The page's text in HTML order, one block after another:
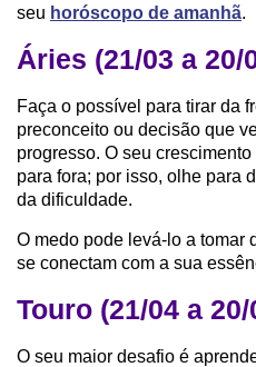
seu horóscopo de amanhã.
Áries (21/03 a 20/
Faça o possível para tirar da
preconceito ou decisão que
progresso. O seu
para fora; por isso, olhe para
da dificuldade.
O medo pode levá-lo a tomar
se conectam com a sua
Touro (21/04 a 20/
O seu maior desafio é